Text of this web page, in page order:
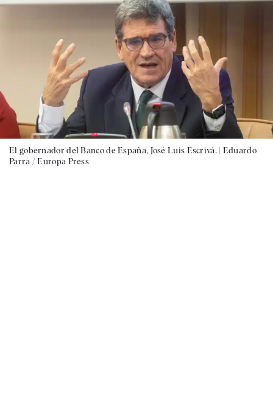
El gobernador del Banco de España, José Luis Escrivá. | Eduardo
Parra / Europa Press